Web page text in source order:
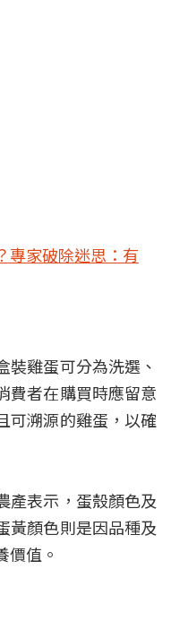
專家破除迷思：有
裝雞蛋可分為洗選、
費者在購買時應留意
可溯源的雞蛋，以確
產表示，蛋殼顏色及
黃顏色則是因品種及
價值。